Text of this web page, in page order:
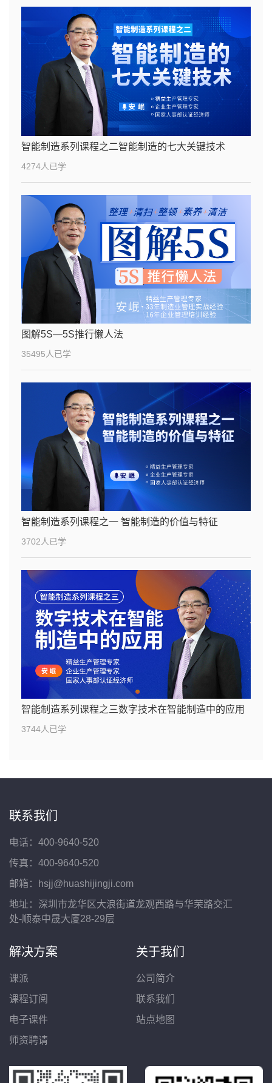
智能制造系列课程之二智能制造的七大关键技术
4274人已学
图解5S—5S推行懒人法
35495人已学
智能制造系列课程之一 智能制造的价值与特征
3702人已学
智能制造系列课程之三数字技术在智能制造中的应用
3744人已学
联系我们
电话：400-9640-520
传真：400-9640-520
邮箱：hsjj@huashijingji.com
地址：深圳市龙华区大浪街道龙观西路与华荣路交汇
处-顺泰中晟大厦28-29层
解决方案
课派
课程订阅
电子课件
师资聘请
关于我们
公司简介
联系我们
站点地图